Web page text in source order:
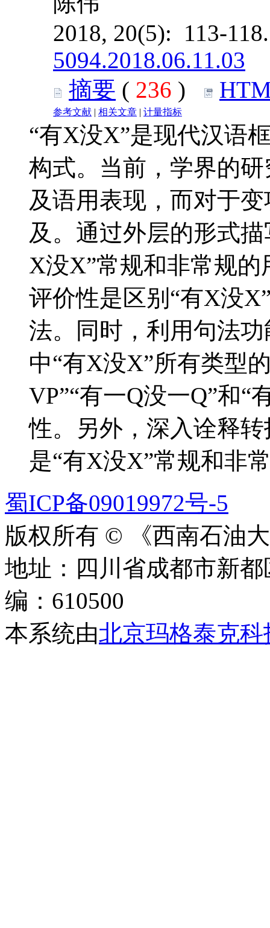
2018, 20(5): 113-
5094.2018.06.11.03
摘要 ( 236 )
参考文献 | 相关文章 | 计量指标
“有X没X”是现代汉语
构式。当前，学界的
及语用表现，而对于
及。通过外层的形式
X没X”常规和非常规
评价性是区别“有X没
法。同时，利用句法
中“有X没X”所有类型
VP”“有一Q没一Q”和“
性。另外，深入诠释
是“有X没X”常规和非
蜀ICP备09019972号-5
版权所有 © 《西南石油
地址：四川省成都市新
编：610500
本系统由北京玛格泰克